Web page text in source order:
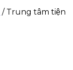
/Trung tâm tiện